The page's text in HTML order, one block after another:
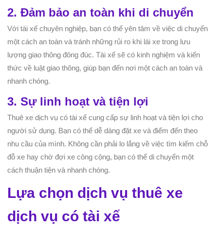
2. Đảm bảo an toàn khi di chuyển
Với tài xế chuyên nghiệp, bạn có thể yên tâm về việc di chuyển
một cách an toàn và tránh những rủi ro khi lái xe trong lưu
lượng giao thông đông đúc. Tài xế sẽ có kinh nghiệm và kiến
thức về luật giao thông, giúp bạn đến nơi một cách an toàn và
nhanh chóng.
3. Sự linh hoạt và tiện lợi
Thuê xe dịch vụ có tài xế cung cấp sự linh hoạt và tiện lợi cho
người sử dụng. Bạn có thể dễ dàng đặt xe và điểm đến theo
nhu cầu của mình. Không cần phải lo lắng về việc tìm kiếm chỗ
đỗ xe hay chờ đợi xe công cộng, bạn có thể di chuyển một
cách thuận tiện và nhanh chóng.
Lựa chọn dịch vụ thuê xe
dịch vụ có tài xế